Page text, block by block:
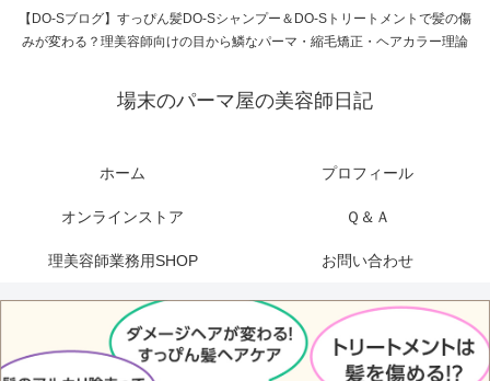
【DO-Sブログ】すっぴん髪DO-Sシャンプー＆DO-Sトリートメントで髪の傷
みが変わる？理美容師向けの目から鱗なパーマ・縮毛矯正・ヘアカラー理論
場末のパーマ屋の美容師日記
ホーム プロフィール
オンラインストア Ｑ＆Ａ
理美容師業務用SHOP お問い合わせ